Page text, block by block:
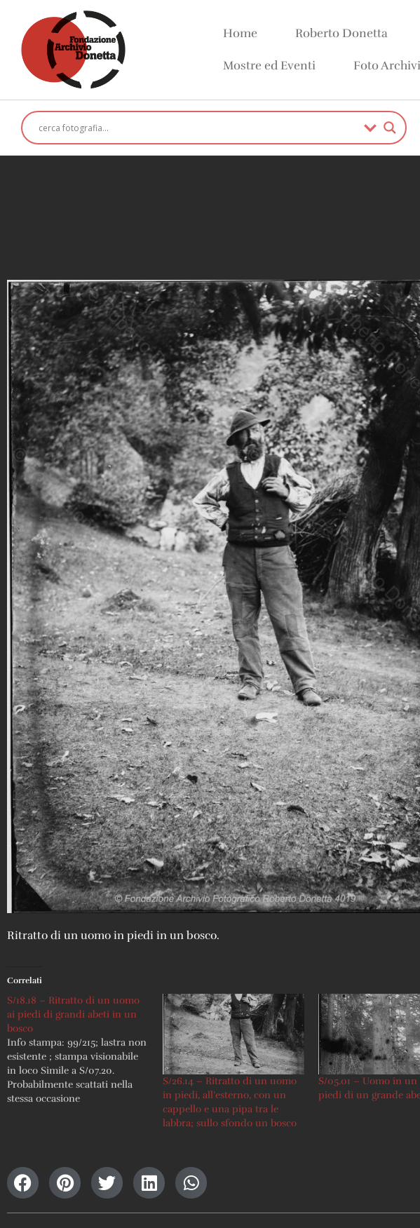
Home Roberto Donetta
Mostre ed Eventi Foto
Ritratto di un uomo in piedi in un bosco.
Correlati
S/18.18 – Ritratto di un uomo
ai piedi di grandi abeti in un
bosco
Info stampa: 99/215; lastra non
esistente ; stampa visionabile
in loco Simile a S/07.20.
Probabilmente scattati nella
stessa occasione
S/26.14 – Ritratto di un uomo
in piedi, all’esterno, con un
cappello e una pipa tra le
labbra; sullo sfondo un bosco
S/05.01 – Uomo in un
piedi di un grande